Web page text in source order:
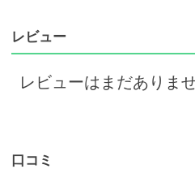
レビュー
レビューはまだありませ
口コミ